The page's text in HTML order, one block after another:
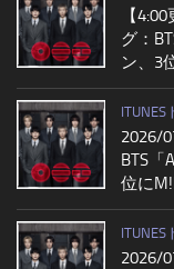
【
グ：
ン、3
2026/
BTS「
位に
2026/